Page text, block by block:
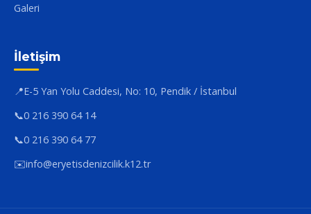
Galeri
İletişim
📍E-5 Yan Yolu Caddesi, No: 10, Pendik / İstanbul
📞0 216 390 64 14
📞0 216 390 64 77
✉️info@eryetisdenizcilik.k12.tr